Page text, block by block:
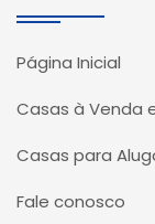
Página Inicial
Casas à Venda
Casas para
Fale conosco